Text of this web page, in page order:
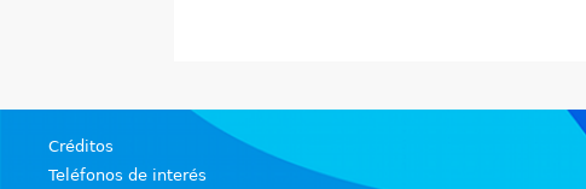
Créditos
Teléfonos de interés